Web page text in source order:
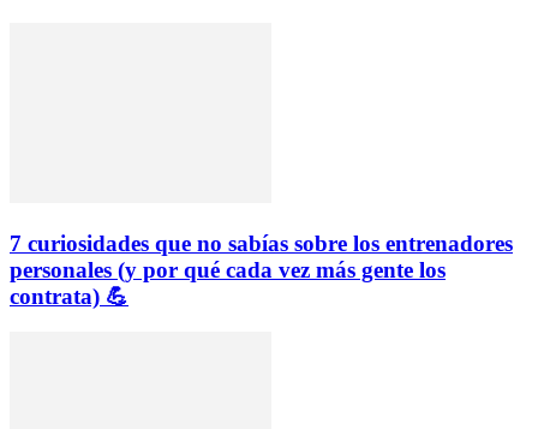
7 curiosidades que no sabías sobre los entrenadores
personales (y por qué cada vez más gente los
contrata) 💪